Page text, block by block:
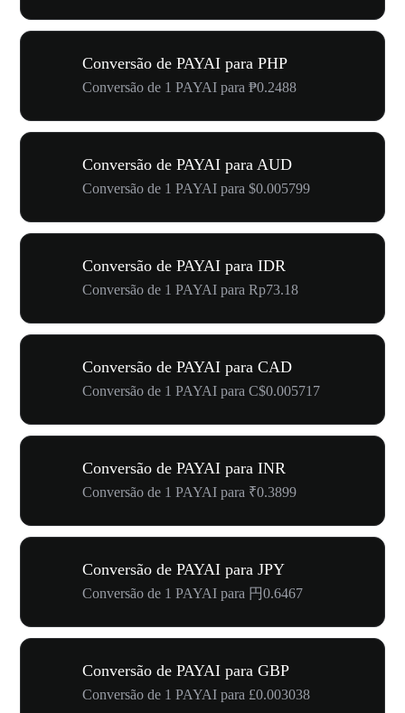
Conversão de PAYAI para PHP
Conversão de 1 PAYAI para ₱0.2488
Conversão de PAYAI para AUD
Conversão de 1 PAYAI para $0.005799
Conversão de PAYAI para IDR
Conversão de 1 PAYAI para Rp73.18
Conversão de PAYAI para CAD
Conversão de 1 PAYAI para C$0.005717
Conversão de PAYAI para INR
Conversão de 1 PAYAI para ₹0.3899
Conversão de PAYAI para JPY
Conversão de 1 PAYAI para 円0.6467
Conversão de PAYAI para GBP
Conversão de 1 PAYAI para £0.003038